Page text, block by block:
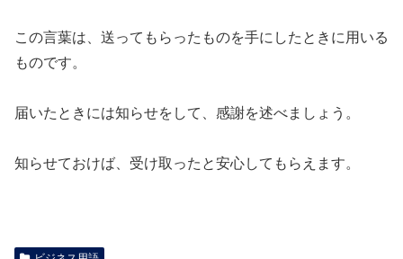
この言葉は、送ってもらったものを手にしたときに用いる
ものです。
届いたときには知らせをして、感謝を述べましょう。
知らせておけば、受け取ったと安心してもらえます。